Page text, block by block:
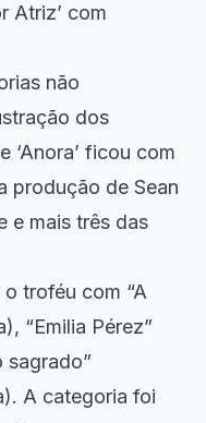
Atriz’ com
não
dos
‘Anora’ ficou com
produção de Sean
e mais três das
troféu com “A
“Emilia Pérez”
sagrado”
A categoria foi